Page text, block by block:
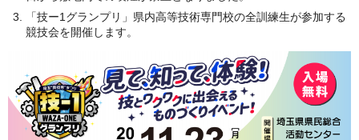
「技ー1グランプリ」県内高等技術専門校の全訓練生が参加する
競技会を開催します。